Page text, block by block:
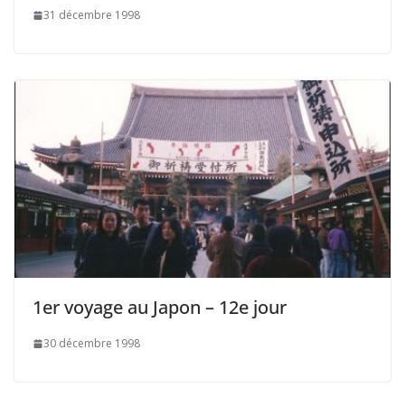
31 décembre 1998
1er voyage au Japon – 12e jour
30 décembre 1998